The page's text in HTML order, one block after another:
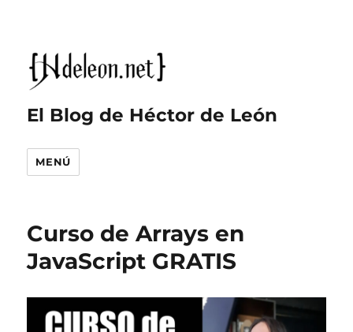
El Blog de Héctor de León
MENÚ
Curso de Arrays en
JavaScript GRATIS